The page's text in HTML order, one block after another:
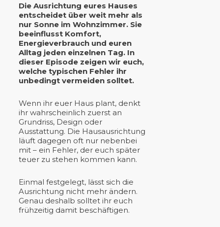
Die Ausrichtung eures Hauses
entscheidet über weit mehr als
nur Sonne im Wohnzimmer. Sie
beeinflusst Komfort,
Energieverbrauch und euren
Alltag jeden einzelnen Tag. In
dieser Episode zeigen wir euch,
welche typischen Fehler ihr
unbedingt vermeiden solltet.
Wenn ihr euer Haus plant, denkt
ihr wahrscheinlich zuerst an
Grundriss, Design oder
Ausstattung. Die Hausausrichtung
läuft dagegen oft nur nebenbei
mit – ein Fehler, der euch später
teuer zu stehen kommen kann.
Einmal festgelegt, lässt sich die
Ausrichtung nicht mehr ändern.
Genau deshalb solltet ihr euch
frühzeitig damit beschäftigen.